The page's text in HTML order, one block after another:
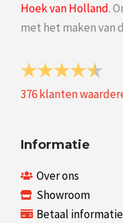
Hoek van Holland.
met het maken van
376klanten
Informatie
Over ons
Showroom
Betaal informatie